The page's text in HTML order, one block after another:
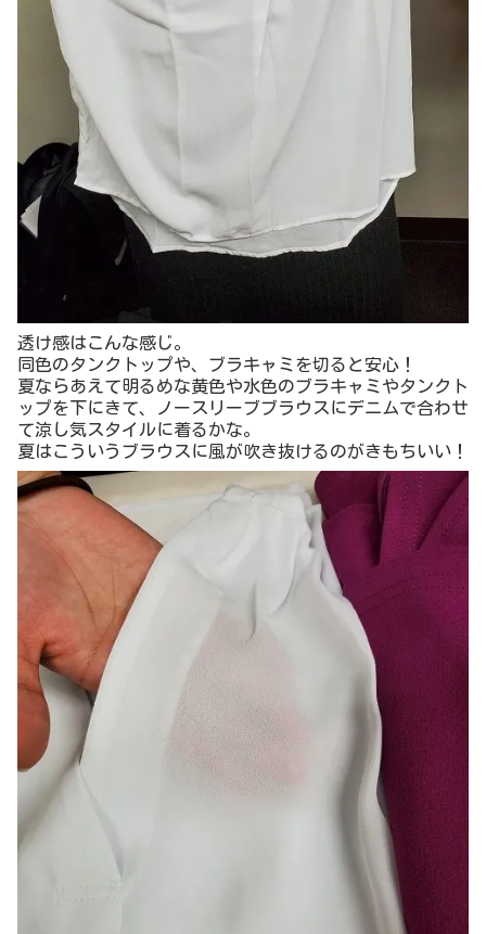
透け感はこんな感じ。
同色のタンクトップや、ブラキャミを切ると安心！
夏ならあえて明るめな黄色や水色のブラキャミやタンクト
ップを下にきて、ノースリーブブラウスにデニムで合わせ
て涼し気スタイルに着るかな。
夏はこういうブラウスに風が吹き抜けるのがきもちいい！